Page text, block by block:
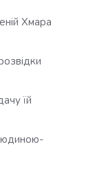
Хмара
їй